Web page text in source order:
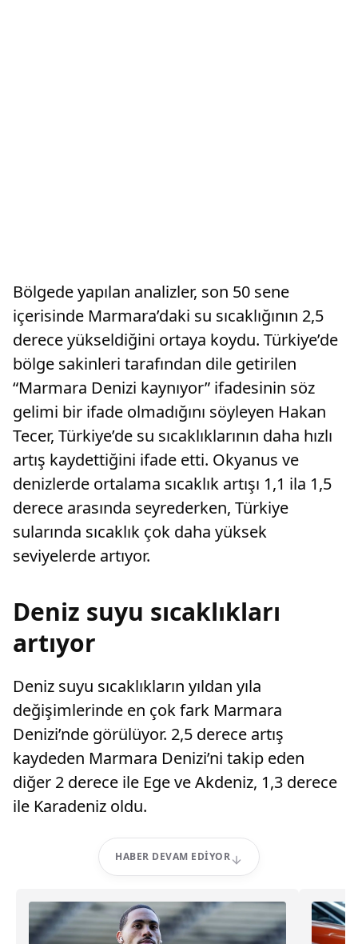
Bölgede yapılan analizler, son 50 sene
içerisinde Marmara’daki su sıcaklığının 2,5
derece yükseldiğini ortaya koydu. Türkiye’de
bölge sakinleri tarafından dile getirilen
“Marmara Denizi kaynıyor” ifadesinin söz
gelimi bir ifade olmadığını söyleyen Hakan
Tecer, Türkiye’de su sıcaklıklarının daha hızlı
artış kaydettiğini ifade etti. Okyanus ve
denizlerde ortalama sıcaklık artışı 1,1 ila 1,5
derece arasında seyrederken, Türkiye
sularında sıcaklık çok daha yüksek
seviyelerde artıyor.
Deniz suyu sıcaklıkları
artıyor
Deniz suyu sıcaklıkların yıldan yıla
değişimlerinde en çok fark Marmara
Denizi’nde görülüyor. 2,5 derece artış
kaydeden Marmara Denizi’ni takip eden
diğer 2 derece ile Ege ve Akdeniz, 1,3 derece
ile Karadeniz oldu.
HABER DEVAM EDIYOR